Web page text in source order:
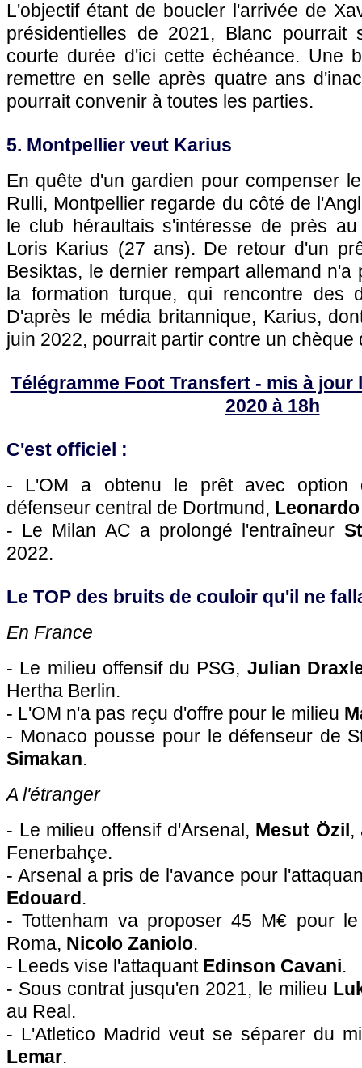
L'objectif étant de boucler l'arrivée de
présidentielles de 2021, Blanc pourrait
courte durée d'ici cette échéance. Une
remettre en selle après quatre ans
pourrait convenir à toutes les parties.
5. Montpellier veut Karius
En quête d'un gardien pour compenser
Rulli, Montpellier regarde du côté de
le club héraultais s'intéresse de près
Loris Karius (27 ans). De retour d'un
Besiktas, le dernier rempart allemand
la formation turque, qui rencontre des
D'après le média britannique, Karius,
juin 2022, pourrait partir contre un chèque
Télégramme Foot Transfert - mis à jour
2020 à 18h
C'est officiel :
- L'OM a obtenu le prêt avec option
défenseur central de Dortmund,
- Le Milan AC a prolongé l'entraîneur
2022.
Le TOP des bruits de couloir qu'il ne
En France
- Le milieu offensif du PSG, Julian
Hertha Berlin.
- L'OM n'a pas reçu d'offre pour le milieu
- Monaco pousse pour le défenseur de
Simakan.
A l'étranger
- Le milieu offensif d'Arsenal, Mesut Özil,
Fenerbahçe.
- Arsenal a pris de l'avance pour
Edouard.
- Tottenham va proposer 45 M€ pour
Roma, Nicolo Zaniolo.
- Leeds vise l'attaquant Edinson Cavani.
- Sous contrat jusqu'en 2021, le milieu
au Real.
- L'Atletico Madrid veut se séparer du
Lemar.